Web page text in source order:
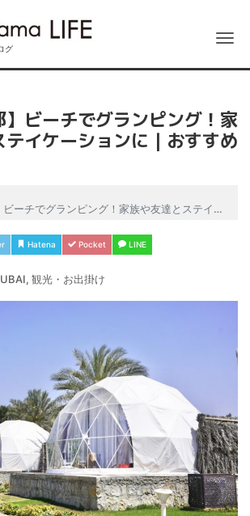
グ
】ビーチでグランピング！家
イケーションに｜おすすめ
グランピング！家族や友達とステイケーションに｜おすすめホテル
Hatena Pocket LINE
, 観光・お出掛け